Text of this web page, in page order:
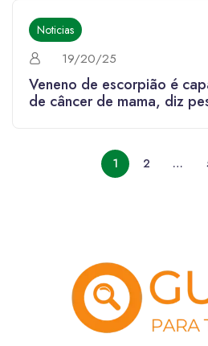
Noticias
19/20/25
Veneno de escorpião é
de câncer de mama, diz
1 2 …